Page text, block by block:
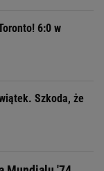
6:0 w
Szkoda, że